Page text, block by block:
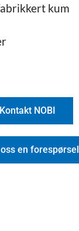
kum
Kontakt NOBI
en forespørsel